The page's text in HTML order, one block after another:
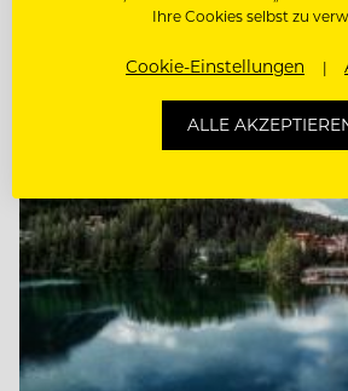
Entdecke alle Jobs
Ihre Cookies selbst zu
Cookie-Einstellungen
ALLE